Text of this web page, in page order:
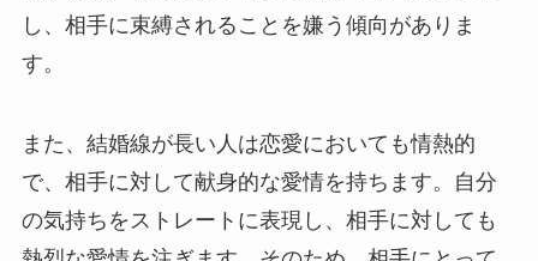
し、相手に束縛されることを嫌う傾向がありま
す。
また、結婚線が長い人は恋愛においても情熱的
で、相手に対して献身的な愛情を持ちます。自分
の気持ちをストレートに表現し、相手に対しても